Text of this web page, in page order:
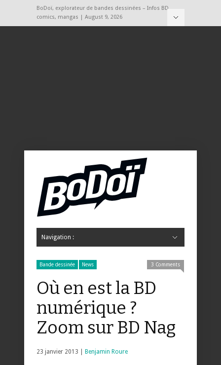
BoDoï, explorateur de bandes dessinées – Infos BD,
comics, mangas | August 9, 2026
Navigation :
Bande dessinée News 3 Comments
Où en est la BD
numérique ?
Zoom sur BD Nag
23 janvier 2013 | Benjamin Roure